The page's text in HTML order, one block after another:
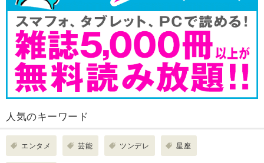
人気のキーワード
エンタメ 芸能 ツンデレ 星座